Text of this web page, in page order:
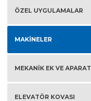
ÖZEL UYGULAMALAR
MAKINELER
MEKANIK EK VE APARAT
ELEVATÖR KOVASI